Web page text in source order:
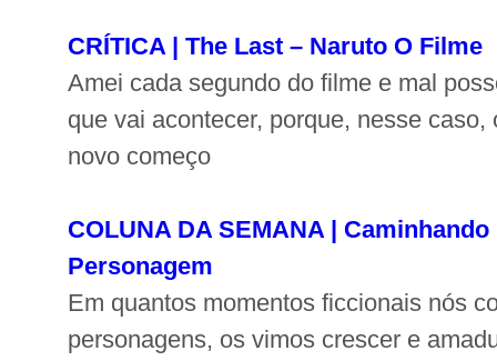
CRÍTICA | The Last – Naruto O Filme
Amei cada segundo do filme e mal
que vai acontecer, porque, nesse caso,
novo começo
COLUNA DA SEMANA |
Personagem
Em quantos momentos ficcionais nós
personagens, os vimos crescer e